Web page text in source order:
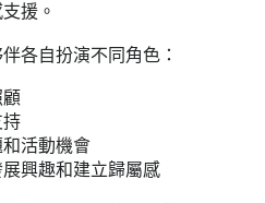
援。
各自扮演不同角色：
持
活動機會
興趣和建立歸屬感